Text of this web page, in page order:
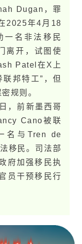
Dugan，罪
2025年4月18
一名非法移民
离开，试图使
Patel在X上
邦特工”，但
规则。
，前新墨西哥
Cano被联
名与Tren de
移民。司法部
府加强移民执
员干预移民行